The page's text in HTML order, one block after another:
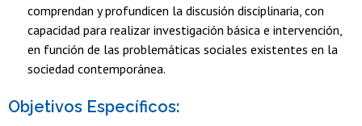
comprendan y profundicen la discusión disciplinaria, con
capacidad para realizar investigación básica e intervención,
en función de las problemáticas sociales existentes en la
sociedad contemporánea.
Objetivos Específicos: